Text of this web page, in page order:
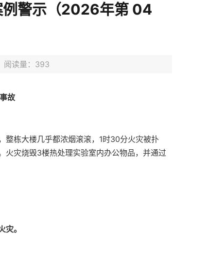
警示（2026年第 04
读量： 393
事故
整栋大楼几乎都浓烟滚滚，1时30分火灾被扑
火灾烧毁3楼热处理实验室内办公物品，并通过
灾。